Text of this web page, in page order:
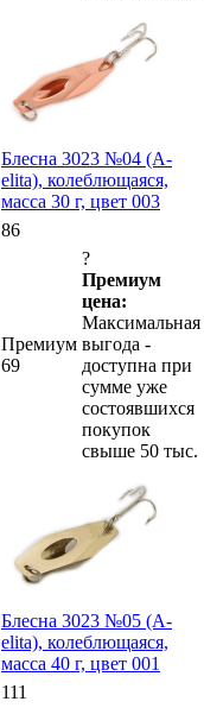
Блесна 3023 №04 (А-
elita), колеблющаяся,
масса 30 г, цвет 003
86
Премиум
69
?
Премиум
цена:
Максимальная
выгода -
доступна при
сумме уже
состоявшихся
покупок
свыше 50 тыс.
Блесна 3023 №05 (А-
elita), колеблющаяся,
масса 40 г, цвет 001
111